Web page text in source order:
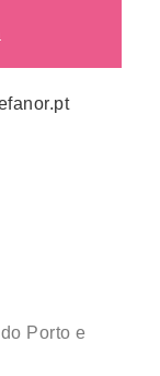
Porto e